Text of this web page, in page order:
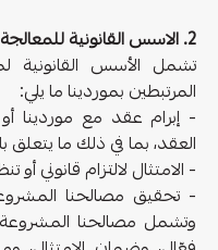
2. الاسس القانونية للمعالجة
تشمل الأسس القانونية
المرتبطين بموردينا ما يلي:
- إبرام عقد مع موردينا
العقد، بما في ذلك ما يتعلق
- الامتثال لالتزام قانوني
- تحقيق مصالحنا
وتشمل مصالحنا المشروعة